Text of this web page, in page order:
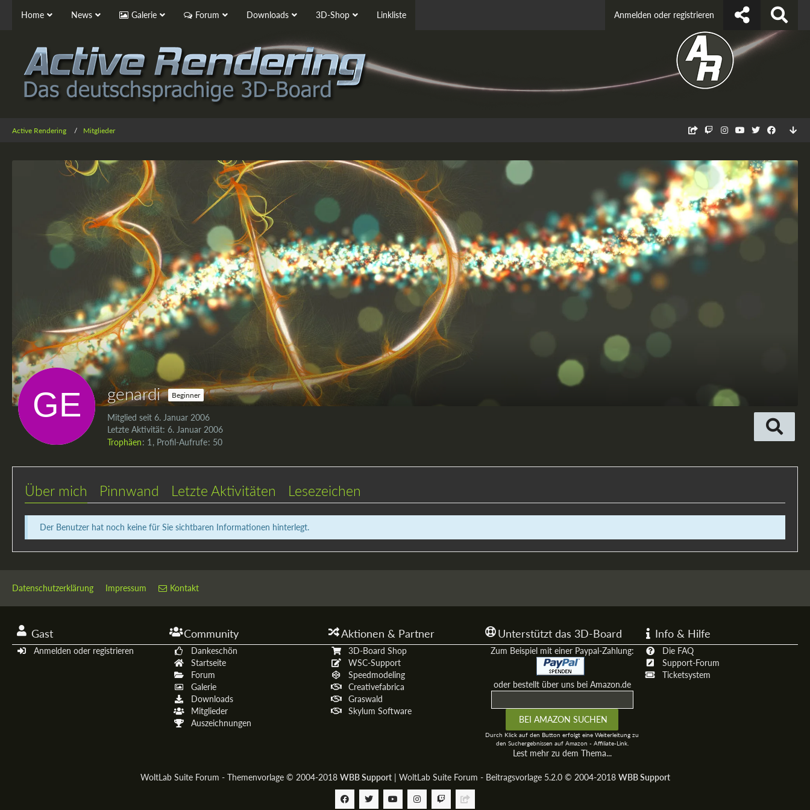
Home News Galerie Forum Downloads 3D-Shop Linkliste Anmelden oder registrieren
Active Rendering Mitglieder
genardi Beginner
Mitglied seit 6. Januar 2006
Letzte Aktivität: 6. Januar 2006
Trophäen
1 Profil-Aufrufe 50
Über mich Pinnwand Letzte Aktivitäten Lesezeichen
Der Benutzer hat noch keine für Sie sichtbaren Informationen hinterlegt.
Datenschutzerklärung Impressum Kontakt
Gast
Anmelden oder registrieren
Community
Dankeschön
Startseite
Forum
Galerie
Downloads
Mitglieder
Auszeichnungen
Aktionen & Partner
3D-Board Shop
WSC-Support
Speedmodeling
Creativefabrica
Graswald
Skylum Software
Unterstützt das 3D-Board
Zum Beispiel mit einer Paypal-Zahlung:
oder bestellt über uns bei Amazon.de
Durch Klick auf den Button erfolgt eine Weiterleitung zu
den Suchergebnissen auf Amazon - Affiliate-Link.
Lest mehr zu dem Thema...
Info & Hilfe
Die FAQ
Support-Forum
Ticketsystem
WoltLab Suite Forum - Themenvorlage © 2004-2018 WBB Support| WoltLab Suite Forum - Beitragsvorlage 5.2.0 © 2004-2018 WBB Support